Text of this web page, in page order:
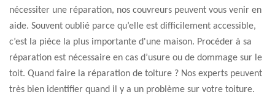
nécessiter une réparation, nos couvreurs peuvent vous venir en
aide. Souvent oublié parce qu’elle est difficilement accessible,
c’est la pièce la plus importante d'une maison. Procéder à sa
réparation est nécessaire en cas d’usure ou de dommage sur le
toit. Quand faire la réparation de toiture ? Nos experts peuvent
très bien identifier quand il y a un problème sur votre toiture.